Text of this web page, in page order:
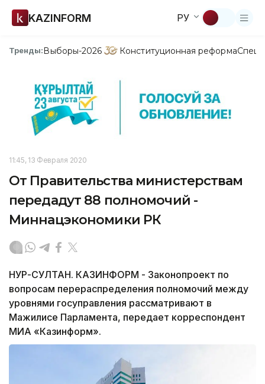
KAZINFORM РУ
Тренды:Выборы-2026 Конституционная реформа
11:45, 13 Февраля 2020
От Правительства министерствам
передадут 88 полномочий -
Миннацэкономики РК
НУР-СУЛТАН. КАЗИНФОРМ - Законопроект по
вопросам перераспределения полномочий между
уровнями госуправления рассматривают в
Мажилисе Парламента, передает корреспондент
МИА «Казинформ».